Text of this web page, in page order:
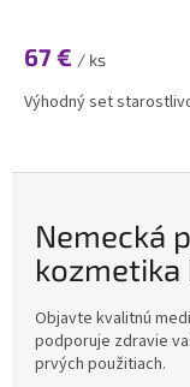
67 € / ks
Výhodný set
Nemecká
kozmetika
Objavte kvalitnú
podporuje zdravie
prvých použitiach.